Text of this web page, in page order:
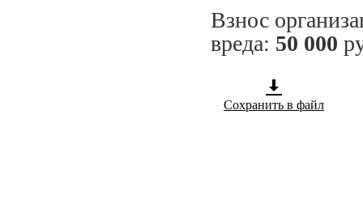
Взнос
вреда: 50 000
Сохранить в файл